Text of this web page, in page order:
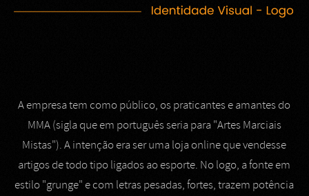
A empresa tem como público, os praticantes e amantes do
MMA (sigla que em português seria para "Artes Marciais
Mistas"). A intenção era ser uma loja online que vendesse
artigos de todo tipo ligados ao esporte. No logo, a fonte em
estilo "grunge" e com letras pesadas, fortes, trazem potência